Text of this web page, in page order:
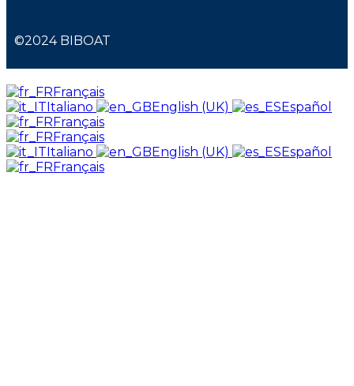
©2024 BIBOAT
Français
Italiano
English (UK)
Español
Français
Français
Italiano
English (UK)
Español
Français